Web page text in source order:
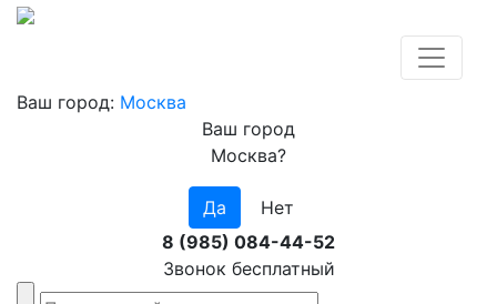
Ваш город: Москва
Ваш город
Москва?
Да
Нет
8 (985) 084-44-52
Звонок бесплатный